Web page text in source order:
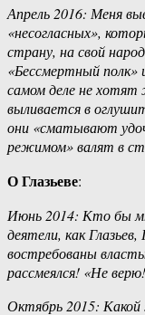
Апрель 2016: Меня
«несогласных»,
страну, на свой
«Бессмертный
самом деле не хотят
выливается в
они «сматывают
режимом» валят в
О Глазьеве:
Июнь 2014: Кто бы
деятели, как
востребованы
рассмеялся! «Не
Октябрь 2015: